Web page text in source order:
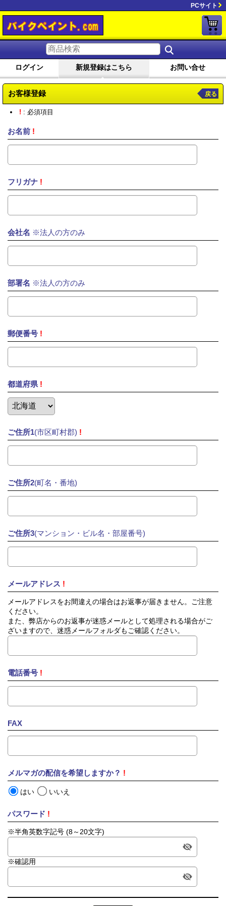
PCサイト
ログイン 新規登録はこちら お問い合せ
お客様登録 戻る
! : 必須項目
お名前 !
フリガナ !
会社名 ※法人の方のみ
部署名 ※法人の方のみ
郵便番号 !
都道府県 !
ご住所1(市区町村郡) !
ご住所2(町名・番地)
ご住所3(マンション・ビル名・部屋番号)
メールアドレス !
メールアドレスをお間違えの場合はお返事が届きません。ご注意
ください。
また、弊店からのお返事が迷惑メールとして処理される場合がご
ざいますので、迷惑メールフォルダもご確認ください。
電話番号 !
FAX
メルマガの配信を希望しますか？ !
はい いいえ
パスワード !
※半角英数字記号 (8～20文字)
※確認用